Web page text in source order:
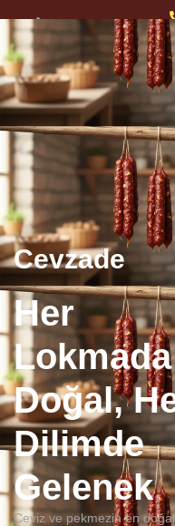
Güvenli
Cevzade
Her
Lokmada
Doğal,
Dilimde
Gelenek
Ceviz ve pekmezin en